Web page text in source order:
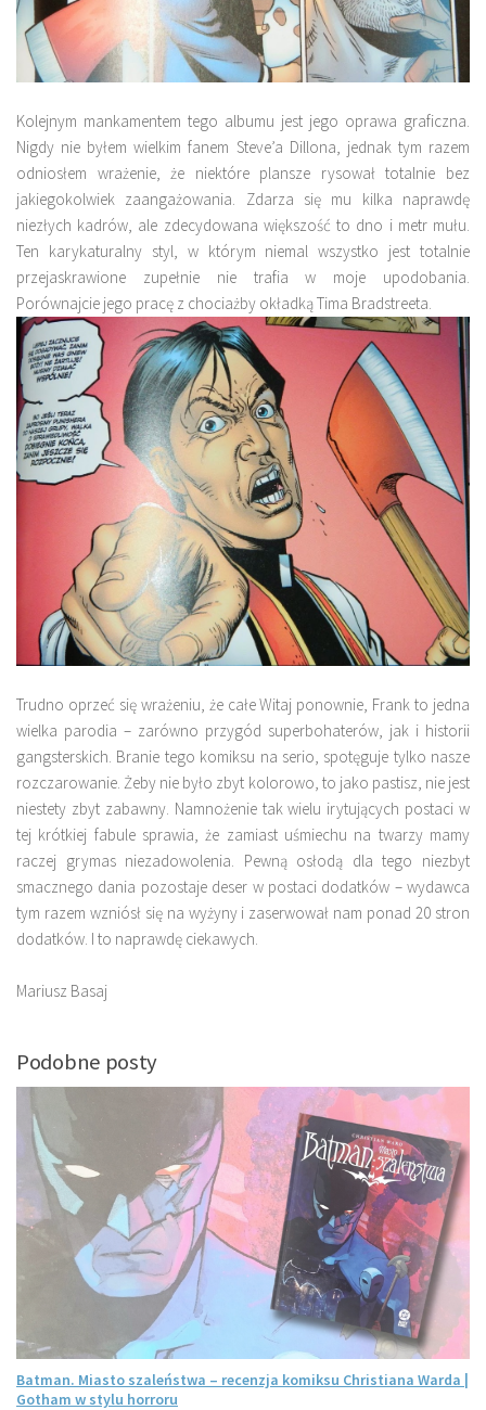
Kolejnym mankamentem tego albumu jest jego oprawa graficzna.
Nigdy nie byłem wielkim fanem Steve’a Dillona, jednak tym razem
odniosłem wrażenie, że niektóre plansze rysował totalnie bez
jakiegokolwiek zaangażowania. Zdarza się mu kilka naprawdę
niezłych kadrów, ale zdecydowana większość to dno i metr mułu.
Ten karykaturalny styl, w którym niemal wszystko jest totalnie
przejaskrawione zupełnie nie trafia w moje upodobania.
Porównajcie jego pracę z chociażby okładkąTima Bradstreeta.
Trudno oprzeć się wrażeniu, że całeWitaj ponownie, Frank to jedna
wielka parodia – zarówno przygód superbohaterów, jak i historii
gangsterskich. Branie tego komiksu na serio, spotęguje tylko nasze
rozczarowanie. Żeby nie było zbyt kolorowo, to jako pastisz, nie jest
niestety zbyt zabawny. Namnożenie tak wielu irytujących postaci w
tej krótkiej fabule sprawia, że zamiast uśmiechu na twarzy mamy
raczej grymas niezadowolenia. Pewną osłodą dla tego niezbyt
smacznego dania pozostaje deser w postaci dodatków – wydawca
tym razem wzniósł się na wyżyny i zaserwował nam ponad 20 stron
dodatków. I to naprawdę ciekawych.
Mariusz Basaj
Podobne posty
Batman. Miasto szaleństwa – recenzja komiksu Christiana Warda |
Gotham w stylu horroru